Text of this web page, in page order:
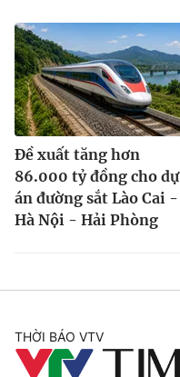
Đề xuất tăng hơn
86.000 tỷ đồng cho dự
án đường sắt Lào Cai -
Hà Nội - Hải Phòng
THỜI BÁO VTV